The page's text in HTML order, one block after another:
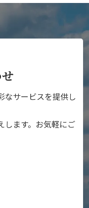
なサービスを提供し
します。お気軽にご